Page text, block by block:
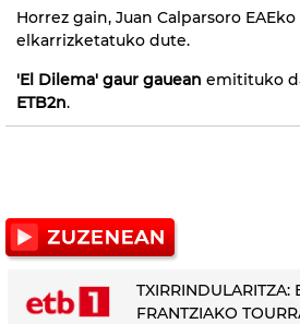
Horrez gain, Juan Calparsoro
elkarrizketatuko dute.
'El Dilema' gaur gauean emitituko
ETB2n.
TXIRRINDULARITZA:
FRANTZIAKO